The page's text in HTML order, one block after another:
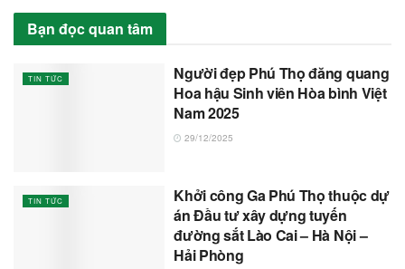
Bạn đọc quan tâm
TIN TỨC
Người đẹp Phú Thọ đăng quang
Hoa hậu Sinh viên Hòa bình Việt
Nam 2025
29/12/2025
TIN TỨC
Khởi công Ga Phú Thọ thuộc dự
án Đầu tư xây dựng tuyến
đường sắt Lào Cai – Hà Nội –
Hải Phòng